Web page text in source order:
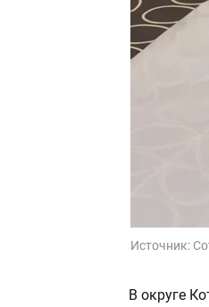
Источник:
В округе